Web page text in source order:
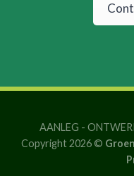
AANLEG -
Copyright 2026 ©